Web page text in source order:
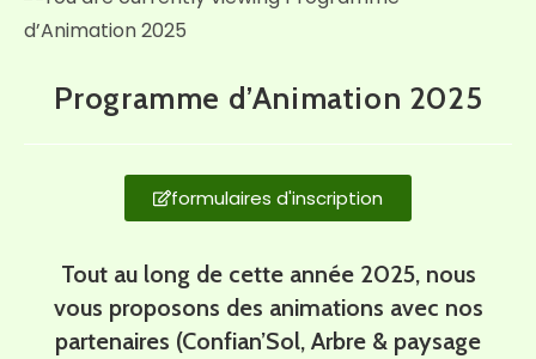
Programme d’Animation 2025
formulaires d'inscription
Tout au long de cette année 2025, nous
vous proposons des animations avec nos
partenaires (Confian’Sol, Arbre & paysage